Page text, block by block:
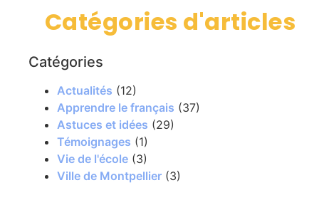
Catégories d'articles
Catégories
Actualités (12)
Apprendre le français (37)
Astuces et idées (29)
Témoignages (1)
Vie de l'école (3)
Ville de Montpellier (3)